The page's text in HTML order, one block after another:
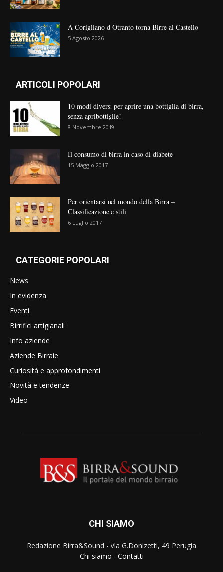
A Corigliano d’Otranto torna Birre al Castello
5 Agosto 2026
ARTICOLI POPOLARI
10 modi diversi per aprire una bottiglia di birra,
senza apribottiglie!
8 Novembre 2019
Il consumo di birra in caso di diabete
15 Maggio 2017
Per orientarsi nel mondo della Birra –
Classificazione e stili
6 Luglio 2017
CATEGORIE POPOLARI
News
In evidenza
Eventi
Birrifici artigianali
Info aziende
Aziende Birraie
Curiosità e approfondimenti
Novità e tendenze
Video
CHI SIAMO
Redazione Birra&Sound - Via G.Donizetti, 49 Perugia
Chi siamo - Contatti